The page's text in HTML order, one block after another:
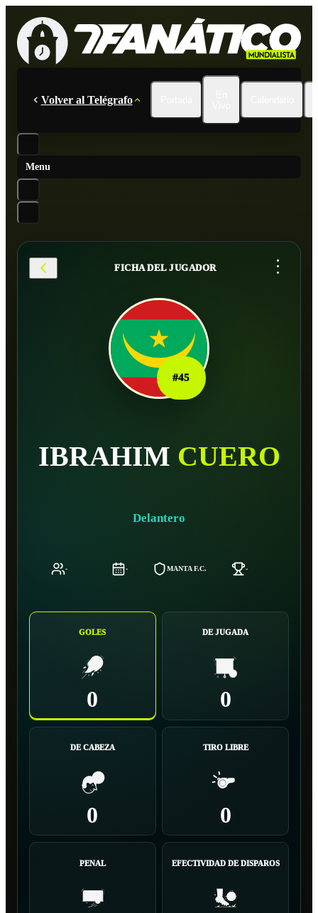
Volver al Telégrafo
Menu
FICHA DEL JUGADOR ...
#45
IBRAHIM CUERO
Delantero
- - MANTA F.C. -
GOLES
0
DE JUGADA
0
DE CABEZA
0
TIRO LIBRE
0
PENAL EFECTIVIDAD DE DISPAROS